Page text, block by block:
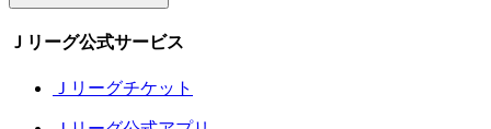
Ｊリーグ公式サービス
Ｊリーグチケット